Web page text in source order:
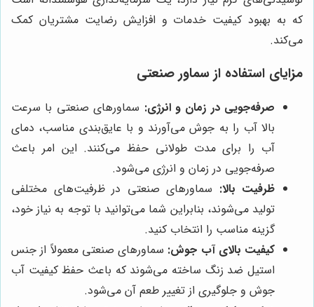
که به بهبود کیفیت خدمات و افزایش رضایت مشتریان کمک
می‌کند.
مزایای استفاده از سماور صنعتی
صرفه‌جویی در زمان و انرژی: سماورهای صنعتی با سرعت
بالا آب را به جوش می‌آورند و با عایق‌بندی مناسب، دمای
آب را برای مدت طولانی حفظ می‌کنند. این امر باعث
صرفه‌جویی در زمان و انرژی می‌شود.
ظرفیت بالا: سماورهای صنعتی در ظرفیت‌های مختلفی
تولید می‌شوند، بنابراین شما می‌توانید با توجه به نیاز خود،
گزینه مناسب را انتخاب کنید.
کیفیت بالای آب جوش: سماورهای صنعتی معمولاً از جنس
استیل ضد زنگ ساخته می‌شوند که باعث حفظ کیفیت آب
جوش و جلوگیری از تغییر طعم آن می‌شود.